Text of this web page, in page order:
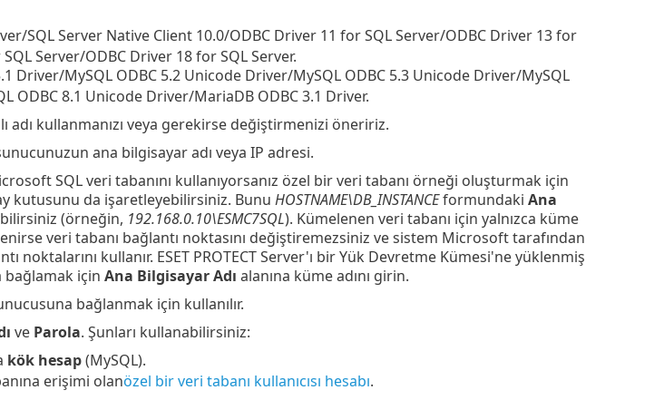
SQL Server Native Client 10.0/ODBC Driver 11 for SQL Server/ODBC Driver 13 for
Server/ODBC Driver 18 for SQL Server.
Driver/MySQL ODBC 5.2 Unicode Driver/MySQL ODBC 5.3 Unicode Driver/MySQL
ODBC 8.1 Unicode Driver/MariaDB ODBC 3.1 Driver.
adı kullanmanızı veya gerekirse değiştirmenizi öneririz.
ana bilgisayar adı veya IP adresi.
SQL veri tabanını kullanıyorsanız özel bir veri tabanı örneği oluşturmak için
kutusunu da işaretleyebilirsiniz. Bunu HOSTNAME\DB_INSTANCEformundaki Ana
(örneğin, 192.168.0.10\ESMC7SQL). Kümelenen veri tabanı için yalnızca küme
veri tabanı bağlantı noktasını değiştiremezsiniz ve sistem Microsoft tarafından
noktalarını kullanır. ESET PROTECT Server'ı bir Yük Devretme Kümesi'ne yüklenmiş
bağlamak için Ana Bilgisayar Adı alanına küme adını girin.
bağlanmak için kullanılır.
ve Parola. Şunları kullanabilirsiniz:
kök hesap(MySQL).
erişimi olanözel bir veri tabanı kullanıcısı hesabı.